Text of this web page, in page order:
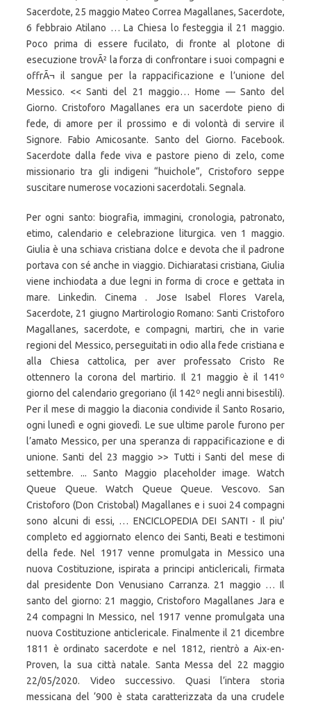
Sacerdote, 25 maggio Mateo Correa Magallanes, Sacerdote,
6 febbraio Atilano … La Chiesa lo festeggia il 21 maggio.
Poco prima di essere fucilato, di fronte al plotone di
esecuzione trovÃ² la forza di confrontare i suoi compagni e
offrÃ¬ il sangue per la rappacificazione e l’unione del
Messico. << Santi del 21 maggio… Home — Santo del
Giorno. Cristoforo Magallanes era un sacerdote pieno di
fede, di amore per il prossimo e di volontà di servire il
Signore. Fabio Amicosante. Santo del Giorno. Facebook.
Sacerdote dalla fede viva e pastore pieno di zelo, come
missionario tra gli indigeni “huichole”, Cristoforo seppe
suscitare numerose vocazioni sacerdotali. Segnala.
Per ogni santo: biografia, immagini, cronologia, patronato,
etimo, calendario e celebrazione liturgica. ven 1 maggio.
Giulia è una schiava cristiana dolce e devota che il padrone
portava con sé anche in viaggio. Dichiaratasi cristiana, Giulia
viene inchiodata a due legni in forma di croce e gettata in
mare. Linkedin. Cinema . Jose Isabel Flores Varela,
Sacerdote, 21 giugno Martirologio Romano: Santi Cristoforo
Magallanes, sacerdote, e compagni, martiri, che in varie
regioni del Messico, perseguitati in odio alla fede cristiana e
alla Chiesa cattolica, per aver professato Cristo Re
ottennero la corona del martirio. Il 21 maggio è il 141º
giorno del calendario gregoriano (il 142º negli anni bisestili).
Per il mese di maggio la diaconia condivide il Santo Rosario,
ogni lunedì e ogni giovedì. Le sue ultime parole furono per
l’amato Messico, per una speranza di rappacificazione e di
unione. Santi del 23 maggio >> Tutti i Santi del mese di
settembre. ... Santo Maggio placeholder image. Watch
Queue Queue. Watch Queue Queue. Vescovo. San
Cristoforo (Don Cristobal) Magallanes e i suoi 24 compagni
sono alcuni di essi, … ENCICLOPEDIA DEI SANTI - Il piu'
completo ed aggiornato elenco dei Santi, Beati e testimoni
della fede. Nel 1917 venne promulgata in Messico una
nuova Costituzione, ispirata a principi anticlericali, firmata
dal presidente Don Venusiano Carranza. 21 maggio … Il
santo del giorno: 21 maggio, Cristoforo Magallanes Jara e
24 compagni In Messico, nel 1917 venne promulgata una
nuova Costituzione anticlericale. Finalmente il 21 dicembre
1811 è ordinato sacerdote e nel 1812, rientrò a Aix-en-
Proven, la sua città natale. Santa Messa del 22 maggio
22/05/2020. Video successivo. Quasi l’intera storia
messicana del ‘900 è stata caratterizzata da una crudele